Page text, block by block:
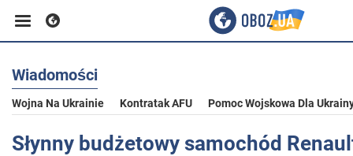
Biznes
Sport
Wiadomości
Wojna Na Ukrainie Kontratak AFU Pomoc Wojskowa Dla
Słynny budżetowy samochód